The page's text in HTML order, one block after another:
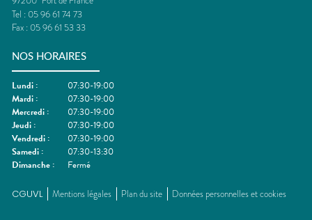
Tel : 05 96 61 74 73
Fax : 05 96 61 53 33
NOS HORAIRES
Lundi :
07:30-19:00
Mardi :
07:30-19:00
Mercredi :
07:30-19:00
Jeudi :
07:30-19:00
Vendredi :
07:30-19:00
Samedi :
07:30-13:30
Dimanche : Fermé
CGUVL Mentions légales Plan du site Données personnelles et cookies